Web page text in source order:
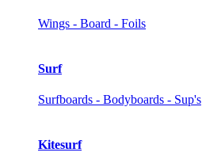
Wings - Board - Foils
Surf
Surfboards - Bodyboards - Sup's
Kitesurf